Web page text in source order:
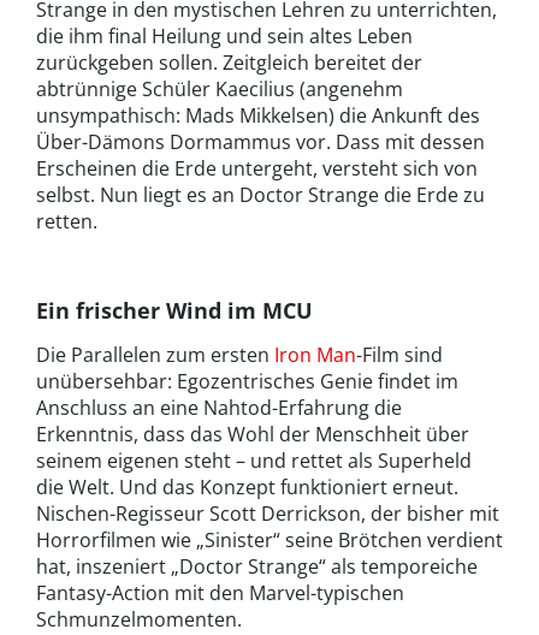
Strange in den mystischen Lehren zu unterrichten,
die ihm final Heilung und sein altes Leben
zurückgeben sollen. Zeitgleich bereitet der
abtrünnige Schüler Kaecilius (angenehm
unsympathisch: Mads Mikkelsen) die Ankunft des
Über-Dämons Dormammus vor. Dass mit dessen
Erscheinen die Erde untergeht, versteht sich von
selbst. Nun liegt es an Doctor Strange die Erde zu
retten.
Ein frischer Wind im MCU
Die Parallelen zum ersten Iron Man-Film sind
unübersehbar: Egozentrisches Genie findet im
Anschluss an eine Nahtod-Erfahrung die
Erkenntnis, dass das Wohl der Menschheit über
seinem eigenen steht – und rettet als Superheld
die Welt. Und das Konzept funktioniert erneut.
Nischen-Regisseur Scott Derrickson, der bisher mit
Horrorfilmen wie „Sinister“ seine Brötchen verdient
hat, inszeniert „Doctor Strange“ als temporeiche
Fantasy-Action mit den Marvel-typischen
Schmunzelmomenten.